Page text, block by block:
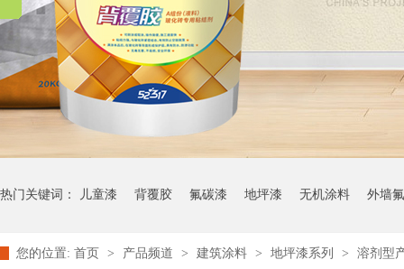
热门关键词： 儿童漆 背覆胶 氟碳漆 地坪漆 无机涂料 外墙
您的位置: 首页 > 产品频道 > 建筑涂料 > 地坪漆系列 > 溶剂型